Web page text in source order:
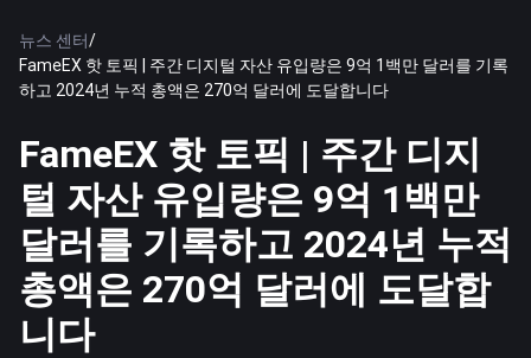
뉴스 센터/
FameEX 핫 토픽 | 주간 디지털 자산 유입량은 9억 1백만 달러를 기록
하고 2024년 누적 총액은 270억 달러에 도달합니다
FameEX 핫 토픽 | 주간 디지
털 자산 유입량은 9억 1백만
달러를 기록하고 2024년 누적
총액은 270억 달러에 도달합
니다